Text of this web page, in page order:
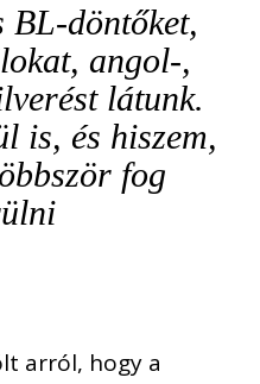
BL-döntőket,
angol-,
látunk.
is, és hiszem,
fog
arról, hogy a